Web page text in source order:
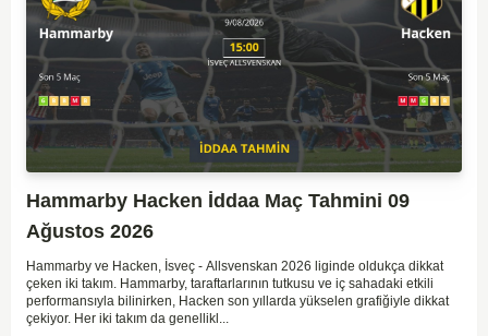
Hammarby Hacken İddaa Maç Tahmini 09
Ağustos 2026
Hammarby ve Hacken, İsveç - Allsvenskan 2026 liginde oldukça dikkat
çeken iki takım. Hammarby, taraftarlarının tutkusu ve iç sahadaki etkili
performansıyla bilinirken, Hacken son yıllarda yükselen grafiğiyle dikkat
çekiyor. Her iki takım da genellikl...